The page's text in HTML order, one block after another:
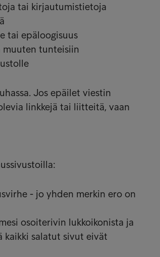
tai kirjautumistietoja
tai epäloogisuus
tunteisiin
Jos epäilet viestin
linkkejä tai liitteitä, vaan
- jo yhden merkin ero on
osoiterivin lukkoikonista ja
salatut sivut eivät